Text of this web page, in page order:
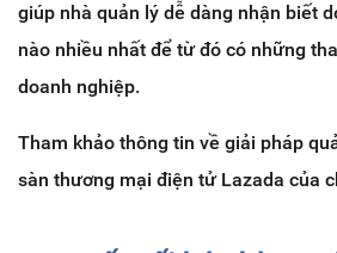
giúp nhà quản lý dễ dàng nhận biết
nào nhiều nhất để từ đó có những
doanh nghiệp.
Tham khảo thông tin về giải pháp
sàn thương mại điện tử Lazada của